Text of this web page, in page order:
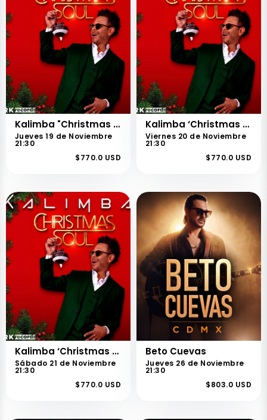
Kalimba "Christmas Soul"
Jueves 19 de Noviembre
21:30
$770.0 USD
Kalimba ‘Christmas Soul’
Viernes 20 de Noviembre
21:30
$770.0 USD
Kalimba ‘Christmas Soul’
Sábado 21 de Noviembre
21:30
$770.0 USD
Beto Cuevas
Jueves 26 de Noviembre
21:30
$803.0 USD